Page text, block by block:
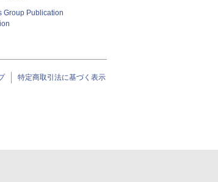
Group Publication
特定商取引法に基づく表示